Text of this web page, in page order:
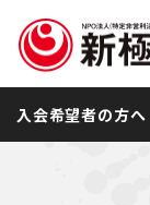
入会希望者の方へ